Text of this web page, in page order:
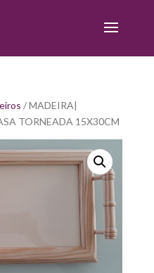
/ MADEIRA|
TORNEADA 15X30CM